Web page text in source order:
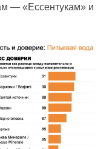
— «Ессентукам» и